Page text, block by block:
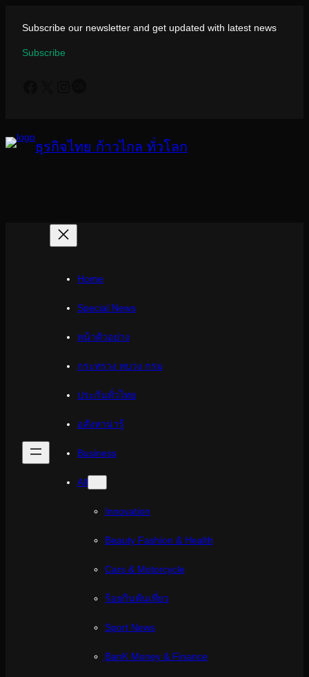
เนื้อหา
Subscribe our newsletter and get updated with latest news
Subscribe
ธุรกิจไทย ก้าวไกล ทั่วโลก
Home
Special News
หน้าตัวอย่าง
กระทรวง ทบวง กรม
ประกันทั่วไทย
อสังหาน่ารู้
Business
All
Innovation
Beauty Fashion & Health
Cars & Motorcycle
ร้อยกินพันเที่ยว
Sport News
ฺBanK Money & Finance